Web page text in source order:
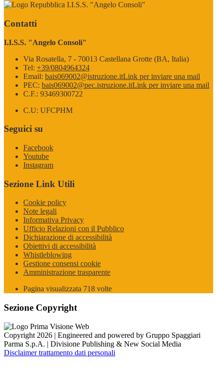
I.I.S.S. "Angelo Consoli"
Contatti
I.I.S.S. "Angelo Consoli"
Via Rosatella, 7 - 70013 Castellana Grotte (BA, Italia)
Tel: +39/0804964324
Email: bais069002@istruzione.itLink per inviare una mail
PEC: bais069002@pec.istruzione.itLink per inviare una mail
C.F.: 93469300722
C.U: UFCPHM
Seguici su
Facebook
Youtube
Instagram
Sezione Link Utili
Cookie policy
Note legali
Informativa Privacy
Ufficio Relazioni con il Pubblico
Dichiarazione di accessibilità
Obiettivi di accessibilità
Whistleblowing
Gestione consensi cookie
Amministrazione trasparente
Pagina visualizzata 718 volte
Sezione Copyright
Copyright 2026 | Engineered and powered by Gruppo Spaggiari
Parma S.p.A. | Divisione Publishing & New Social Media
Disclaimer trattamento dati personali